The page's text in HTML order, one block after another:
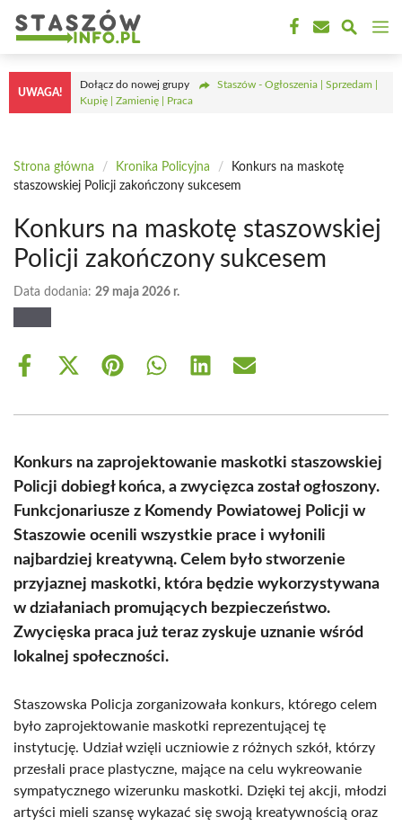
treści
UWAGA!
Dołącz do nowej grupy
Staszów - Ogłoszenia | Sprzedam |
Kupię | Zamienię | Praca
Strona główna / Kronika Policyjna /
Konkurs na maskotę
staszowskiej Policji zakończony sukcesem
Konkurs na maskotę staszowskiej
Policji zakończony sukcesem
Data dodania: 29 maja 2026 r.
Share
Share
(Twitter)
Share Share Share Share
Konkurs na zaprojektowanie maskotki staszowskiej
Policji dobiegł końca, a zwycięzca został ogłoszony.
Funkcjonariusze z Komendy Powiatowej Policji w
Staszowie ocenili wszystkie prace i wyłonili
najbardziej kreatywną. Celem było stworzenie
przyjaznej maskotki, która będzie wykorzystywana
w działaniach promujących bezpieczeństwo.
Zwycięska praca już teraz zyskuje uznanie wśród
lokalnej społeczności.
Staszowska Policja zorganizowała konkurs, którego celem
było zaprojektowanie maskotki reprezentującej tę
instytucję. Udział wzięli uczniowie z różnych szkół, którzy
przesłali prace plastyczne, mające na celu wykreowanie
sympatycznego wizerunku maskotki. Dzięki tej akcji, młodzi
artyści mieli szansę wykazać się swoją kreatywnością oraz